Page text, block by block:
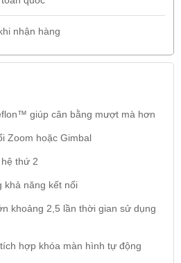
nhận hàng
giúp cân bằng mượt mà hơn
Zoom hoặc Gimbal
thứ 2
khả năng kết nối
khoảng 2,5 lần thời gian sử dụng
hợp khóa màn hình tự động